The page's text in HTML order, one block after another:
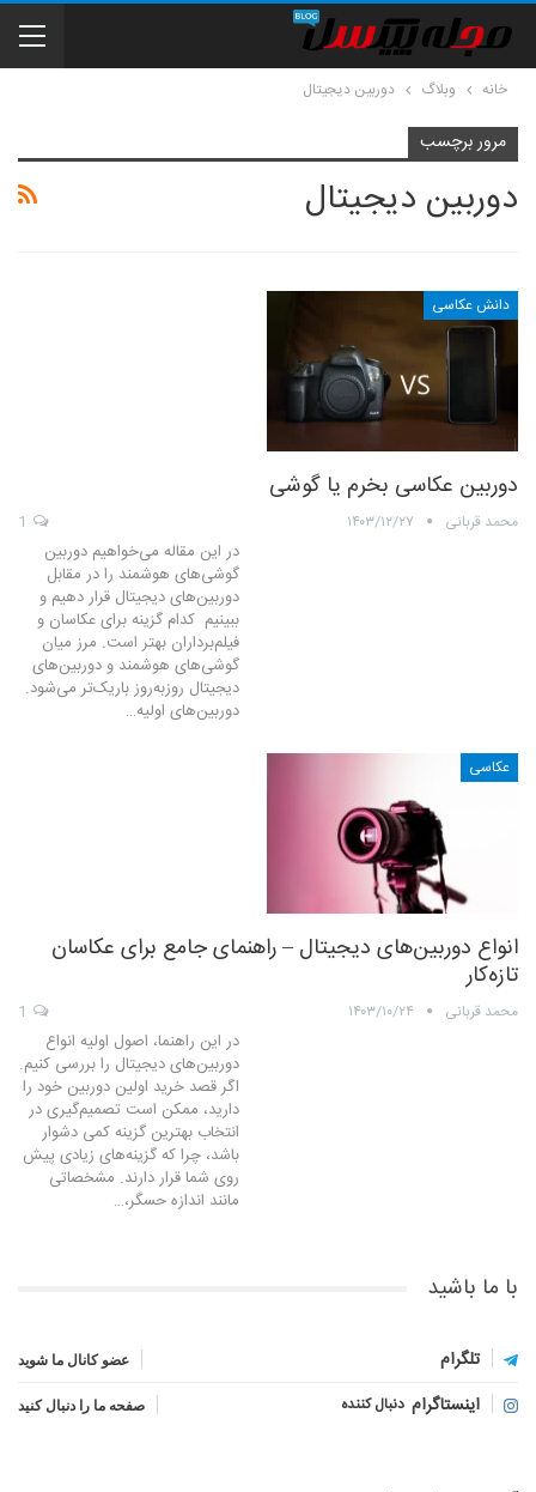
خانه وبلاگ دوربین دیجیتال
مرور برچسب
دوربین دیجیتال
دانش عکاسی
دوربین عکاسی بخرم یا گوشی
محمد قربانی ۱۴۰۳/۱۲/۲۷
در این مقاله می‌خواهیم دوربین
گوشی‌های هوشمند را در مقابل
دوربین‌های دیجیتال قرار دهیم و
ببینیم کدام گزینه برای عکاسان و
فیلم‌برداران بهتر است. مرز میان
گوشی‌های هوشمند و دوربین‌های
دیجیتال روزبه‌روز باریک‌تر می‌شود.
دوربین‌های اولیه…
عکاسی
انواع دوربین‌های دیجیتال – راهنمای جامع برای عکاسان
تازه‌کار
محمد قربانی ۱۴۰۳/۱۰/۲۴
در این راهنما، اصول اولیه انواع
دوربین‌های دیجیتال را بررسی کنیم.
اگر قصد خرید اولین دوربین خود را
دارید، ممکن است تصمیم‌گیری در
انتخاب بهترین گزینه کمی دشوار
باشد، چرا که گزینه‌های زیادی پیش
روی شما قرار دارند. مشخصاتی
مانند اندازه حسگر،…
با ما باشید
تلگرام عضو کانال ما شوید
اینستاگرام دنبال کننده صفحه ما را دنبال کنید